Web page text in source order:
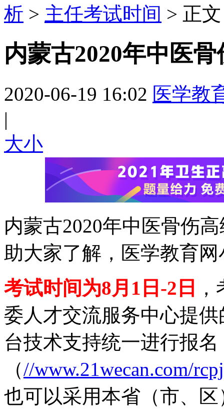
析 > 主任考试时间 > 正文
内蒙古2020年中医
2020-06-19 16:02 医学教
|
大小
内蒙古2020年中医骨伤
助大家了解，医学教育
考试时间为8月1日-2日
委人才交流服务中心提
台技术支持统一进行报名
（//www.21wecan.com/
也可以采用本省（市、